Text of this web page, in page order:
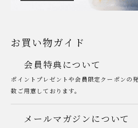
お買い物ガイド
会員特典について
ポイントプレゼントや会員限定クーポンの
数ご用意しております。
メールマガジンについて